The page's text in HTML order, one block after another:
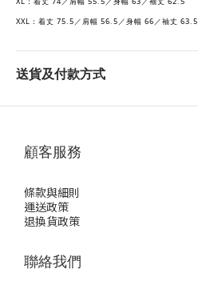
XXL：着丈 75.5／肩幅 56.5／身幅 66／袖丈 63.5
送貨及付款方式
顧客服務
條款與細則
運送政策
退換貨政策
聯絡我們